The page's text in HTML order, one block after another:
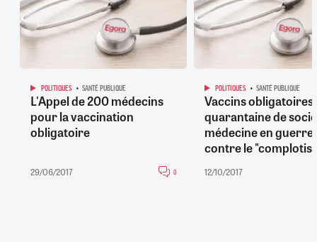
POLITIQUES SANTÉ PUBLIQUE
L'Appel de 200 médecins
pour la vaccination
obligatoire
29/06/2017 0
POLITIQUES SANTÉ PUBLIQUE
Vaccins obligatoires
quarantaine de
médecine en guerre
contre le
12/10/2017